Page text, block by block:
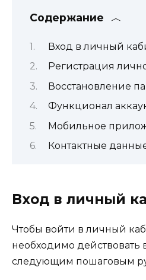
Содержание
Вход в личный
Регистрация
Восстановление
Функционал
Мобильное
Контактные
Вход в личный
Чтобы войти в личный
необходимо действовать
следующим пошаговым